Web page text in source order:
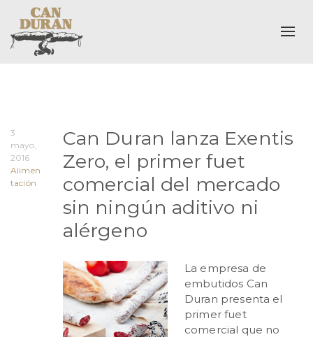
3
mayo,
2016
Alimen
tación
Can Duran lanza Exentis
Zero, el primer fuet
comercial del mercado
sin ningún aditivo ni
alérgeno
La empresa de
embutidos Can
Duran presenta el
primer fuet
comercial que no